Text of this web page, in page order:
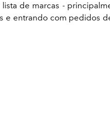
de marcas -
e entrando com pedidos